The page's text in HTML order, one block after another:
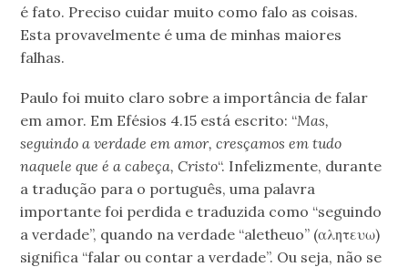
é fato. Preciso cuidar muito como falo as coisas.
Esta provavelmente é uma de minhas maiores
falhas.
Paulo foi muito claro sobre a importância de falar
em amor. Em Efésios 4.15 está escrito: “Mas,
seguindo a verdade em amor, cresçamos em tudo
naquele que é a cabeça, Cristo“. Infelizmente, durante
a tradução para o português, uma palavra
importante foi perdida e traduzida como “seguindo
a verdade”, quando na verdade “aletheuo” (αλητευω)
significa “falar ou contar a verdade”. Ou seja, não se